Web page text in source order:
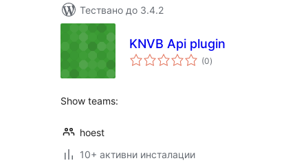
Тествано до 3.4.2
KNVB Api plugin
(0общо
оценки
)
Show teams:
hoest
10+ активни инсталации